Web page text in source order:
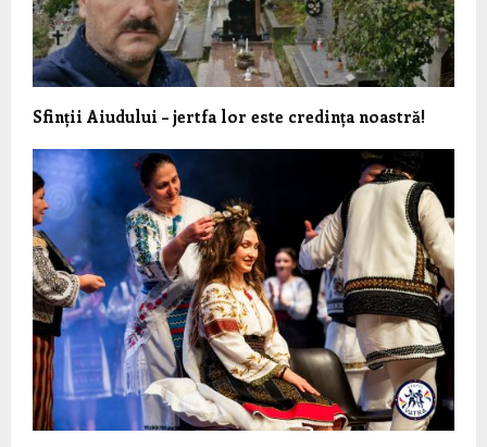
Sfinții Aiudului – jertfa lor este credința noastră!